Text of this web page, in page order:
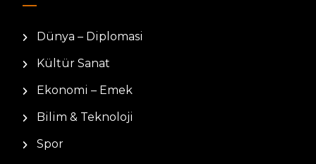
Dünya – Diplomasi
Kültür Sanat
Ekonomi – Emek
Bilim & Teknoloji
Spor